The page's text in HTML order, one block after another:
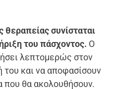
συνίσταται
του πάσχοντος. Ο
λεπτομερώς στον
και να αποφασίσουν
που θα ακολουθήσουν.